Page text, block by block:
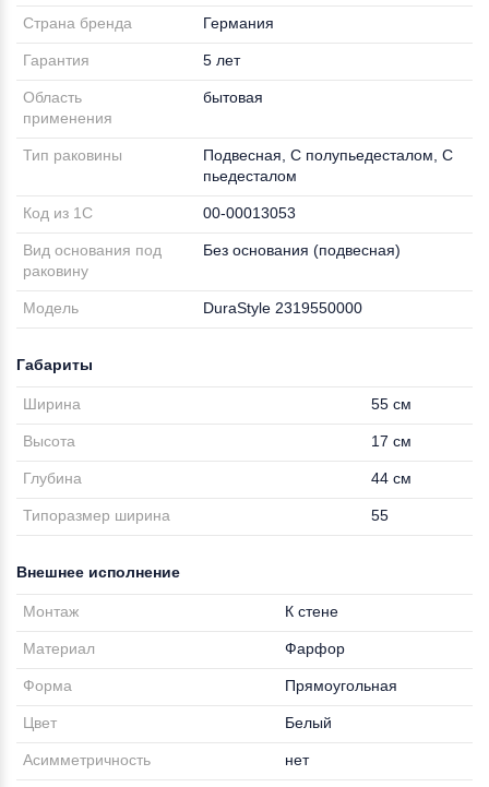
Страна бренда Германия
Гарантия 5 лет
Область
применения
бытовая
Тип раковины
Подвесная, С полупьедесталом, С
пьедесталом
Код из 1С 00-00013053
Вид основания под
раковину
Без основания (подвесная)
Модель DuraStyle 2319550000
Габариты
Ширина 55 см
Высота 17 см
Глубина 44 см
Типоразмер ширина 55
Внешнее исполнение
Монтаж К стене
Материал Фарфор
Форма Прямоугольная
Цвет Белый
Асимметричность нет